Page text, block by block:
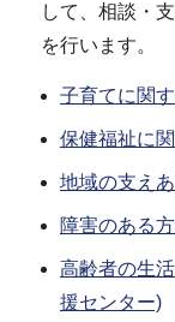
して、相談・
を行います。
子育てに関
保健福祉に
地域の支え
障害のある
高齢者の生
援センター)